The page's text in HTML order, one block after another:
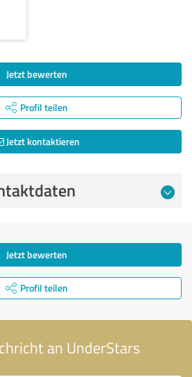
Jetzt bewerten
Profil teilen
Jetzt kontaktieren
Jetzt bewerten
Profil teilen
an UnderStars